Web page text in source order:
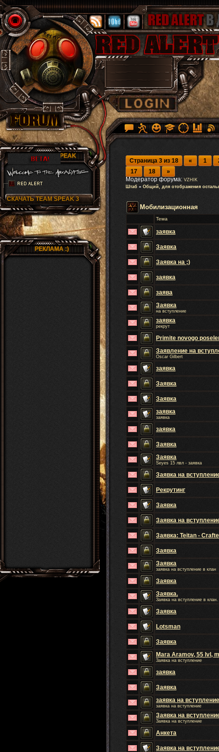
RA TEAM SPEAK
СКАЧАТЬ TEAM SPEAK 3
РЕКЛАМА :)
Страница 3 из 18 « 1
17
18
»
Модератор форума: VZHIK
Штаб » Общий, для отображения
Мобилизационная
Тема
заявка
Заявка
Заявка на ;)
заявка
заява
Заявка
на вступление
заявка
рекрут
Primite novogo
Заявление на
Oscar Gilbert
заявка
Заявка
Заявка
заявка
заявка
заявка
Заявка
Заявка
Seyes 15 лвл - заявка
Заявка на
Рекрутинг
Заявка
Заявка на
Заявка: Teitan -
Заявка
Заявка
заявка на вступление в клан
Заявка
Заявка.
Заявка на вступление в клан.
Заявка
Lotsman
Заявка
Mara Aramov, 55 lvl,
Заявка на вступление
заявка
Заявка
заявка на вступление
заявка на вступление
Заявка на
Заявка на вступление
Aнкета
Заявка на